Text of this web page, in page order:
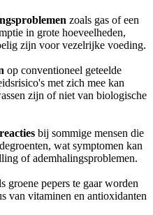
zoals gas of een
in grote hoeveelheden,
zijn voor vezelrijke voeding.
op conventioneel geteelde
met zich mee kan
zijn of niet van biologische
bij sommige mensen die
wat symptomen kan
of ademhalingsproblemen.
groene pepers te gaar worden
van vitaminen en antioxidanten